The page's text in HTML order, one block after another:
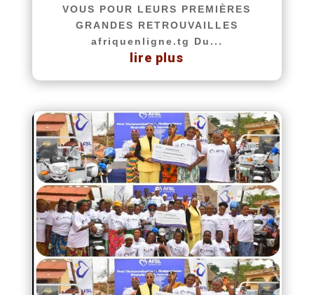
VOUS POUR LEURS PREMIÈRES
GRANDES RETROUVAILLES
afriquenligne.tg Du...
lire plus